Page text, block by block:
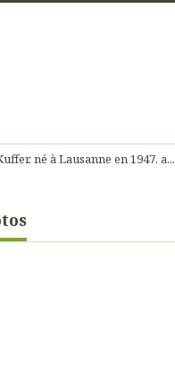
né à Lausanne en 1947, a...